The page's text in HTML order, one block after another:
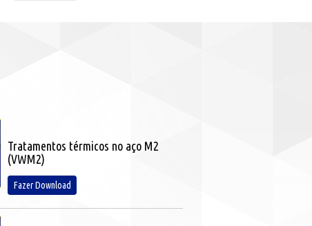
Tratamentos térmicos no aço M2
(VWM2)
Fazer Download